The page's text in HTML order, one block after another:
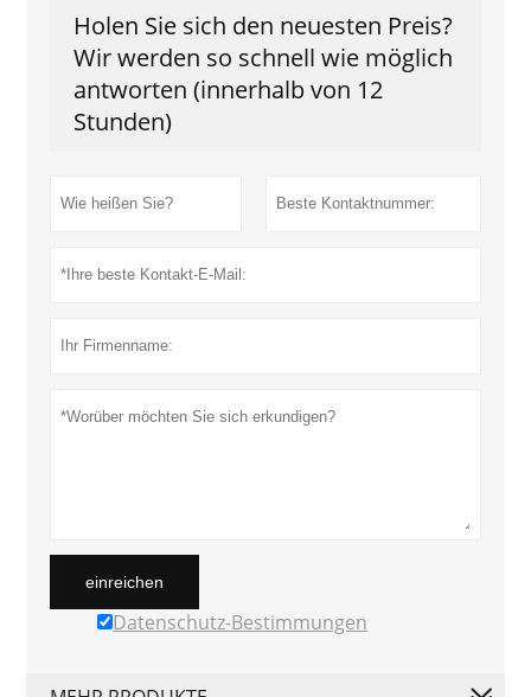
Holen Sie sich den neuesten Preis?
Wir werden so schnell wie möglich
antworten (innerhalb von 12
Stunden)
einreichen
Datenschutz-Bestimmungen